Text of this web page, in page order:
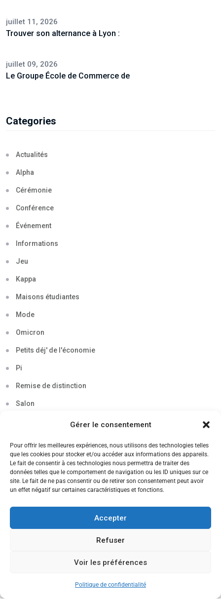
Gérer le consentement
Pour offrir les meilleures expériences, nous utilisons des technologies telles
que les cookies pour stocker et/ou accéder aux informations des appareils.
Le fait de consentir à ces technologies nous permettra de traiter des
données telles que le comportement de navigation ou les ID uniques sur ce
site. Le fait de ne pas consentir ou de retirer son consentement peut avoir
un effet négatif sur certaines caractéristiques et fonctions.
Accepter
Refuser
Voir les préférences
Politique de confidentialité
juillet 11, 2026
Trouver son alternance à Lyon :
juillet 09, 2026
Le Groupe École de Commerce de
Categories
Actualités
Alpha
Cérémonie
Conférence
Événement
Informations
Jeu
Kappa
Maisons étudiantes
Mode
Omicron
Petits déj' de l'économie
Pi
Remise de distinction
Salon
Soirée
Sortie découverte
Tau
Voyage
CANDIDATEZ MAINTENANT